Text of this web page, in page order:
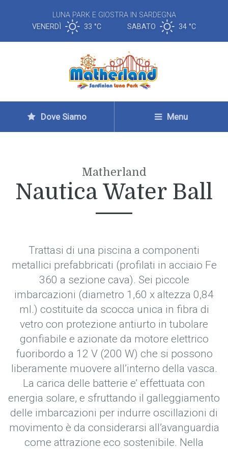
LUNA PARK E GIOSTRA IN SARDEGNA
VENERDÌ
33 °C SABATO 34 °C
Dove Siamo Menu
Matherland
Nautica Water Ball
Trattasi di una piscina a componenti
metallici prefabbricati (profilati in acciaio Fe
360 a sezione cava). Sei piccole
imbarcazioni (diametro 1,60 x altezza 0,84
ml.) costituite da scocca unica in fibra di
vetro con protezione antiurto in tubolare
gonfiabile e azionate da motore elettrico
fuoribordo a 12 V (200 W) che si possono
liberamente muovere all’interno della vasca.
La carica delle batterie e’ effettuata con
energia solare, e sfruttando il galleggiamento
delle imbarcazioni per indurre oscillazioni di
movimento è da considerarsi all’avanguardia
come attrazione eco sostenibile. Nella